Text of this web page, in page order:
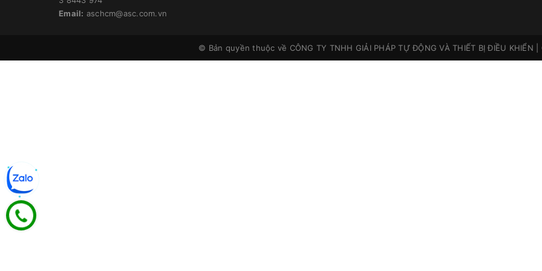
Email: aschcm@asc.com.vn
© Bản quyền thuộc về CÔNG TY TNHH GIẢI PHÁP TỰ ĐỘNG VÀ THIẾT BỊ ĐIỀU KHIỂN